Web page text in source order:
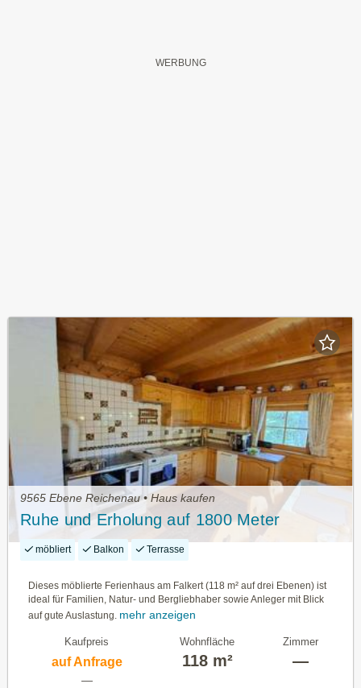
9565 Ebene Reichenau • Haus kaufen
Ruhe und Erholung auf 1800 Meter
möbliert Balkon Terrasse
Dieses möblierte Ferienhaus am Falkert (118 m² auf drei Ebenen) ist
ideal für Familien, Natur- und Bergliebhaber sowie Anleger mit Blick
auf gute Auslastung. mehr anzeigen
Kaufpreis
auf Anfrage
—
Wohnfläche
118 m²
Zimmer
—